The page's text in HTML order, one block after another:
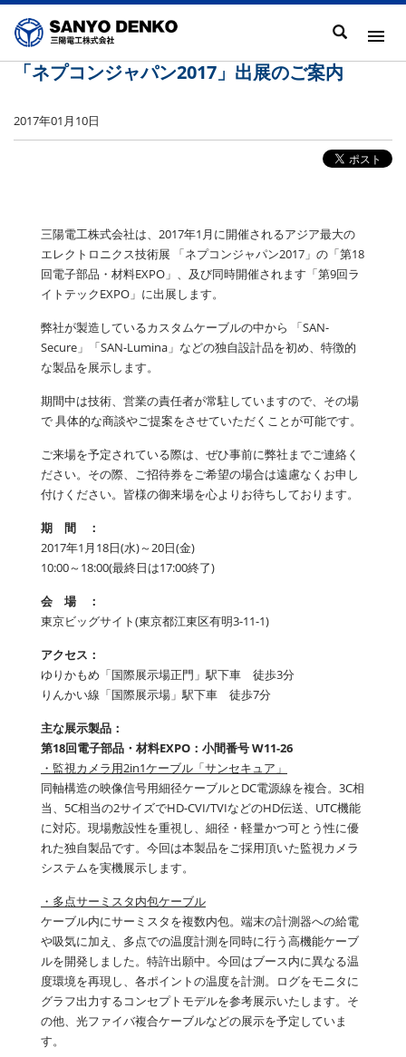
「ネプコンジャパン2017」出展のご案内
2017年01月10日
三陽電工株式会社は、2017年1月に開催されるアジア最大の
エレクトロニクス技術展 「ネプコンジャパン2017」の「第18
回電子部品・材料EXPO」、及び同時開催されます「第9回ラ
イトテックEXPO」に出展します。
弊社が製造しているカスタムケーブルの中から 「SAN-
Secure」「SAN-Lumina」などの独自設計品を初め、特徴的
な製品を展示します。
期間中は技術、営業の責任者が常駐していますので、その場
で 具体的な商談やご提案をさせていただくことが可能です。
ご来場を予定されている際は、ぜひ事前に弊社までご連絡く
ださい。その際、ご招待券をご希望の場合は遠慮なくお申し
付けください。皆様の御来場を心よりお待ちしております。
期 間 ：
2017年1月18日(水)～20日(金)
10:00～18:00(最終日は17:00終了)
会 場 ：
東京ビッグサイト(東京都江東区有明3-11-1)
アクセス：
ゆりかもめ「国際展示場正門」駅下車 徒歩3分
りんかい線「国際展示場」駅下車 徒歩7分
主な展示製品：
第18回電子部品・材料EXPO：小間番号 W11-26
・監視カメラ用2in1ケーブル「サンセキュア」
同軸構造の映像信号用細径ケーブルとDC電源線を複合。3C相
当、5C相当の2サイズでHD-CVI/TVIなどのHD伝送、UTC機能
に対応。現場敷設性を重視し、細径・軽量かつ可とう性に優
れた独自製品です。今回は本製品をご採用頂いた監視カメラ
システムを実機展示します。
・多点サーミスタ内包ケーブル
ケーブル内にサーミスタを複数内包。端末の計測器への給電
や吸気に加え、多点での温度計測を同時に行う高機能ケーブ
ルを開発しました。特許出願中。今回はブース内に異なる温
度環境を再現し、各ポイントの温度を計測。ログをモニタに
グラフ出力するコンセプトモデルを参考展示いたします。そ
の他、光ファイバ複合ケーブルなどの展示を予定していま
す。